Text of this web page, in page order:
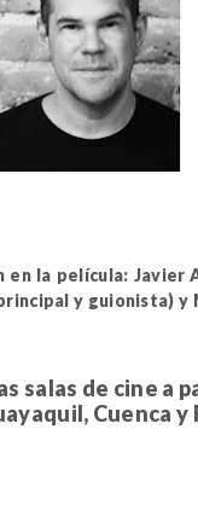
en la película:
y guionista) y
salas de cine a
Cuenca